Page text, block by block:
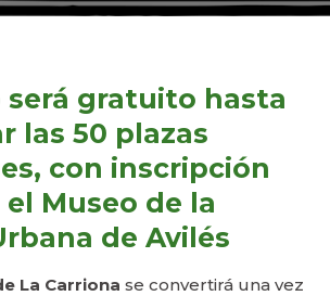
será gratuito hasta
las 50 plazas
con inscripción
Museo de la
de Avilés
La Carriona se convertirá una vez